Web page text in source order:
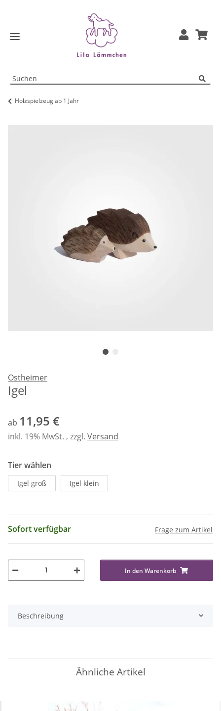
Holzspielzeug ab 1 Jahr
Ostheimer
Igel
ab 11,95 €
inkl. 19% MwSt. , zzgl. Versand
Tier wählen
Igel groß Igel klein
Sofort verfügbar Frage zum Artikel
In den Warenkorb
Beschreibung
Ähnliche Artikel